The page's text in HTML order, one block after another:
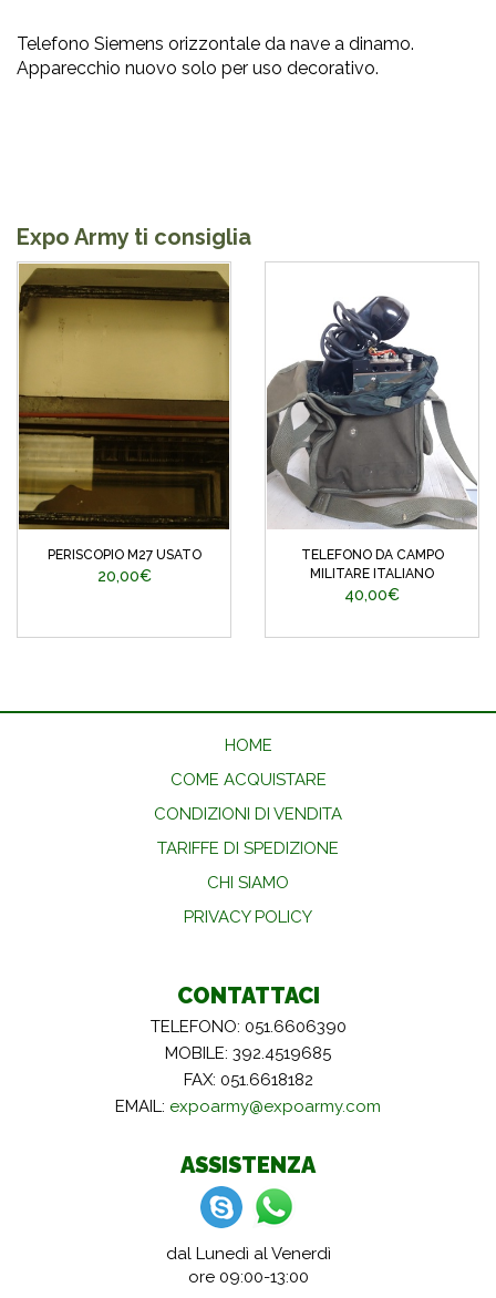
Telefono Siemens orizzontale da nave a dinamo.
Apparecchio nuovo solo per uso decorativo.
Expo Army ti consiglia
PERISCOPIO M27 USATO
20,00€
TELEFONO DA CAMPO
MILITARE ITALIANO
40,00€
HOME
COME ACQUISTARE
CONDIZIONI DI VENDITA
TARIFFE DI SPEDIZIONE
CHI SIAMO
PRIVACY POLICY
CONTATTACI
TELEFONO: 051.6606390
MOBILE: 392.4519685
FAX: 051.6618182
EMAIL: expoarmy@expoarmy.com
ASSISTENZA
dal Lunedì al Venerdì
ore 09:00-13:00